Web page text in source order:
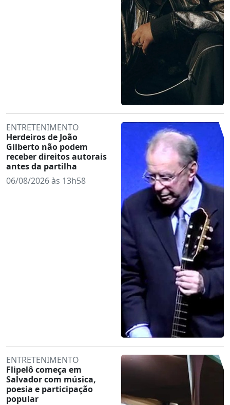
ENTRETENIMENTO
Herdeiros de João
Gilberto não podem
receber direitos autorais
antes da partilha
06/08/2026 às 13h58
ENTRETENIMENTO
Flipelô começa em
Salvador com música,
poesia e participação
popular